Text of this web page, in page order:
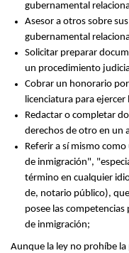
gubernamental
Asesor a otros sobre
gubernamental
Solicitar preparar
un procedimiento
Cobrar un honorario
licenciatura para ejercer
Redactar o completar
derechos de otro en un
Referir a sí mismo
de inmigración",
término en cualquier
de, notario público),
posee las competencias
de inmigración;
Aunque la ley no prohíbe